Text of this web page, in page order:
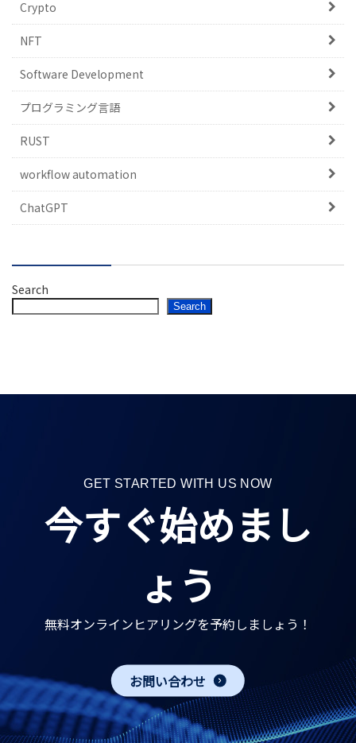
Crypto
NFT
Software Development
プログラミング言語
RUST
workflow automation
ChatGPT
Search
Search
GET STARTED WITH US NOW
今すぐ始めまし
ょう
無料オンラインヒアリングを予約しましょう！
お問い合わせ